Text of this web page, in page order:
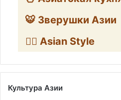
🐯 Зверушки Азии
🧛‍♂️ Asian Style
Культура Азии